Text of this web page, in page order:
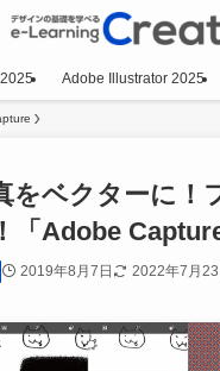
Adobe Illustrator 2025
をベクターに！
「Adobe
2019年8月7日 2022年7月23